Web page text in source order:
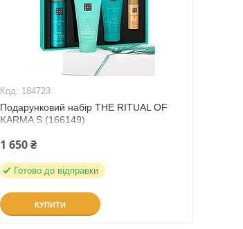
184723
Подарунковий набір THE RITUAL OF
KARMA S (166149)
1 650 ₴
Готово до відправки
КУПИТИ